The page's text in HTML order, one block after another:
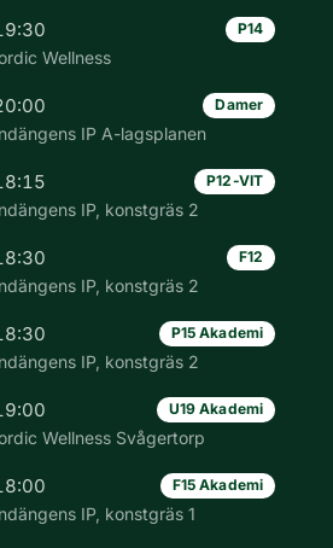
P14
Wellness
Damer
IP A-lagsplanen
P12-VIT
IP, konstgräs 2
F12
IP, konstgräs 2
P15 Akademi
IP, konstgräs 2
U19 Akademi
Wellness Svågertorp
F15 Akademi
IP, konstgräs 1